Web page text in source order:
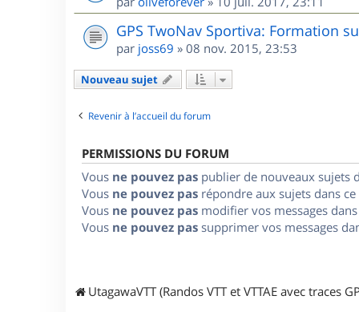
GPS TwoNav Sportiva: Formation
par joss69 » 08 nov. 2015, 23:53
Nouveau sujet
Revenir à l’accueil du forum
PERMISSIONS DU FORUM
Vous ne pouvez pas publier de nouveaux sujets
Vous ne pouvez pas répondre aux sujets dans
Vous ne pouvez pas modifier vos messages
Vous ne pouvez pas supprimer vos messages
UtagawaVTT (Randos VTT et VTTAE avec traces